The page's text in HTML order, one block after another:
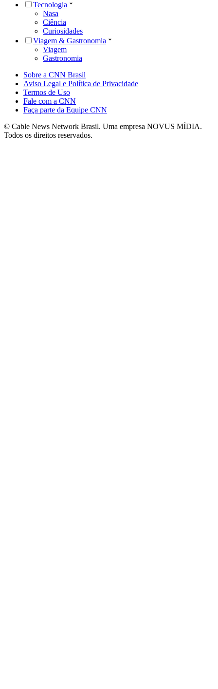
Tecnologia
Nasa
Ciência
Curiosidades
Viagem & Gastronomia
Viagem
Gastronomia
Sobre a CNN Brasil
Aviso Legal e Política de Privacidade
Termos de Uso
Fale com a CNN
Faça parte da Equipe CNN
© Cable News Network Brasil. Uma empresa NOVUS MÍDIA.
Todos os direitos reservados.